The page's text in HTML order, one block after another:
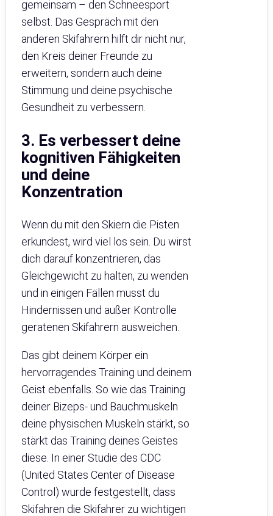
gemeinsam – den Schneesport
selbst. Das Gespräch mit den
anderen Skifahrern hilft dir nicht nur,
den Kreis deiner Freunde zu
erweitern, sondern auch deine
Stimmung und deine psychische
Gesundheit zu verbessern.
3. Es verbessert deine
kognitiven Fähigkeiten
und deine
Konzentration
Wenn du mit den Skiern die Pisten
erkundest, wird viel los sein. Du wirst
dich darauf konzentrieren, das
Gleichgewicht zu halten, zu wenden
und in einigen Fällen musst du
Hindernissen und außer Kontrolle
geratenen Skifahrern ausweichen.
Das gibt deinem Körper ein
hervorragendes Training und deinem
Geist ebenfalls. So wie das Training
deiner Bizeps- und Bauchmuskeln
deine physischen Muskeln stärkt, so
stärkt das Training deines Geistes
diese. In einer Studie des CDC
(United States Center of Disease
Control) wurde festgestellt, dass
Skifahren die Skifahrer zu wichtigen